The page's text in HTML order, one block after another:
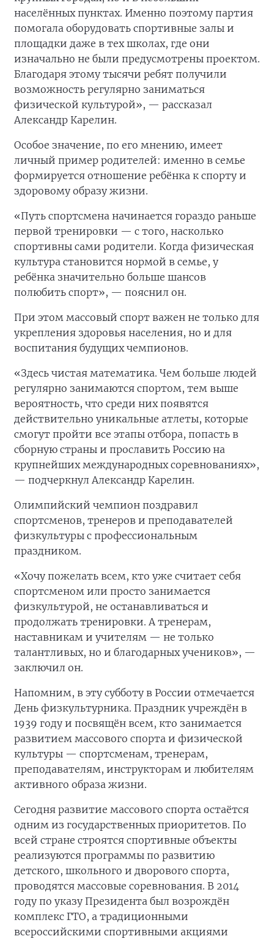
населённых пунктах. Именно поэтому партия
помогала оборудовать спортивные залы и
площадки даже в тех школах, где они
изначально не были предусмотрены проектом.
Благодаря этому тысячи ребят получили
возможность регулярно заниматься
физической культурой», — рассказал
Александр Карелин.
Особое значение, по его мнению, имеет
личный пример родителей: именно в семье
формируется отношение ребёнка к спорту и
здоровому образу жизни.
«Путь спортсмена начинается гораздо раньше
первой тренировки — с того, насколько
спортивны сами родители. Когда физическая
культура становится нормой в семье, у
ребёнка значительно больше шансов
полюбить спорт», — пояснил он.
При этом массовый спорт важен не только для
укрепления здоровья населения, но и для
воспитания будущих чемпионов.
«Здесь чистая математика. Чем больше людей
регулярно занимаются спортом, тем выше
вероятность, что среди них появятся
действительно уникальные атлеты, которые
смогут пройти все этапы отбора, попасть в
сборную страны и прославить Россию на
крупнейших международных соревнованиях»,
— подчеркнул Александр Карелин.
Олимпийский чемпион поздравил
спортсменов, тренеров и преподавателей
физкультуры с профессиональным
праздником.
«Хочу пожелать всем, кто уже считает себя
спортсменом или просто занимается
физкультурой, не останавливаться и
продолжать тренировки. А тренерам,
наставникам и учителям — не только
талантливых, но и благодарных учеников», —
заключил он.
Напомним, в эту субботу в России отмечается
День физкультурника. Праздник учреждён в
1939 году и посвящён всем, кто занимается
развитием массового спорта и физической
культуры — спортсменам, тренерам,
преподавателям, инструкторам и любителям
активного образа жизни.
Сегодня развитие массового спорта остаётся
одним из государственных приоритетов. По
всей стране строятся спортивные объекты
реализуются программы по развитию
детского, школьного и дворового спорта,
проводятся массовые соревнования. В 2014
году по указу Президента был возрождён
комплекс ГТО, а традиционными
всероссийскими спортивными акциями